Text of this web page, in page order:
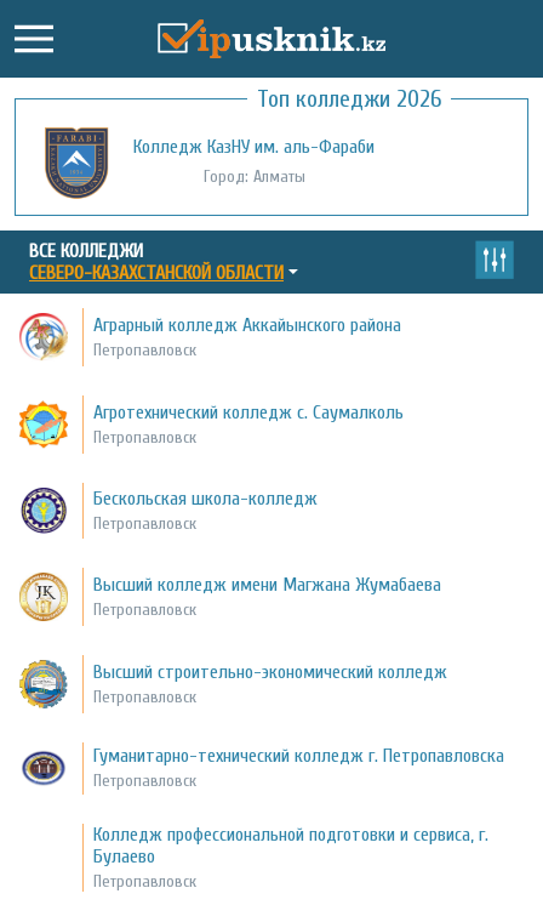
Топ колледжи 2026
Колледж КазНУ им. аль-Фараби
Город: Алматы
ВСЕ КОЛЛЕДЖИ
СЕВЕРО-КАЗАХСТАНСКОЙ ОБЛАСТИ
Аграрный колледж Аккайынского района
Петропавловск
Агротехнический колледж с. Саумалколь
Петропавловск
Бескольская школа-колледж
Петропавловск
Высший колледж имени Магжана Жумабаева
Петропавловск
Высший строительно-экономический колледж
Петропавловск
Гуманитарно-технический колледж г. Петропавловска
Петропавловск
Колледж профессиональной подготовки и сервиса, г.
Булаево
Петропавловск